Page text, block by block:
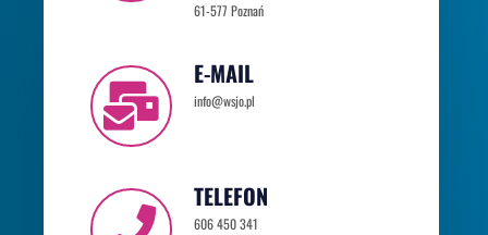
61-577 Poznań
E-MAIL
info@wsjo.pl
TELEFON
606 450 341